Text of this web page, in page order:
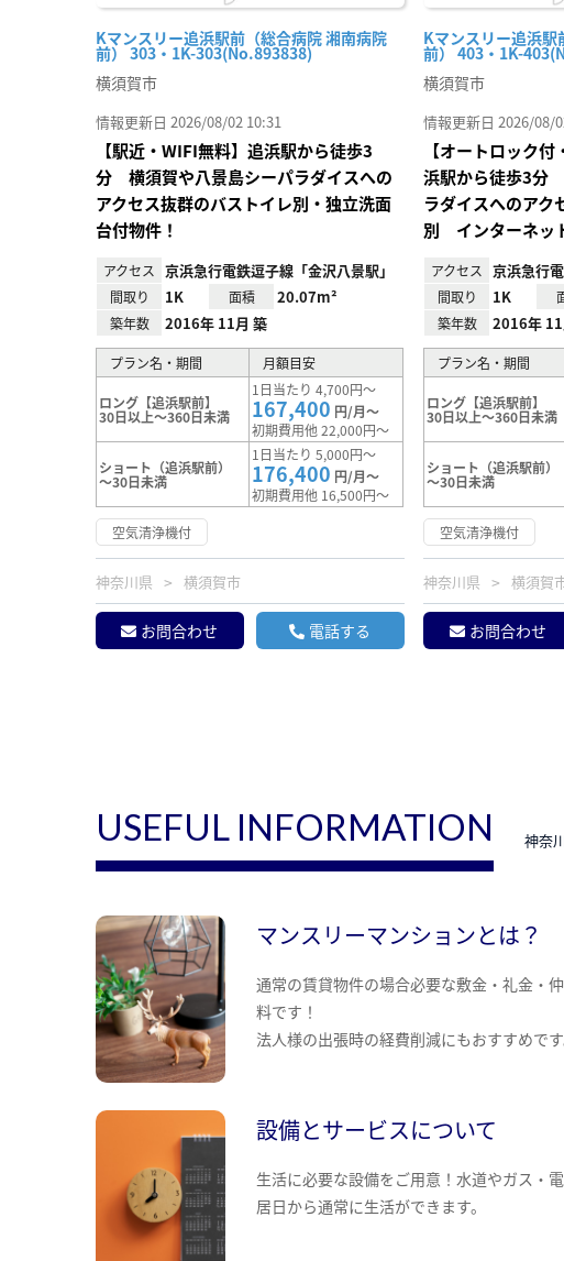
Kマンスリー追浜駅前（総合病院 湘南病院
前） 303・1K-303(No.893838)
横須賀市
情報更新日 2026/08/02 10:31
【駅近・WIFI無料】追浜駅から徒歩3
分 横須賀や八景島シーパラダイスへの
アクセス抜群のバストイレ別・独立洗面
台付物件！
アクセス 京浜急行電鉄逗子線「金沢八景駅」
間取り 1K 面積 20.07m²
築年数 2016年 11月 築
プラン名・期間 月額目安
ロング【追浜駅前】
30日以上～360日未満
1日当たり 4,700円～
167,400 円/月～
初期費用他 22,000円～
ショート（追浜駅前）
～30日未満
1日当たり 5,000円～
176,400 円/月～
初期費用他 16,500円～
空気清浄機付
神奈川県 横須賀市
お問合わせ 電話する
Kマンスリー追浜駅
前） 403・1K-
横須賀市
情報更新日 2026/08/
【オートロック
浜駅から徒歩3分
ラダイスへのアク
別 インターネッ
アクセス 京浜急行
間取り 1K
築年数 2016年
プラン名・期間
ロング【追浜駅前】
30日以上～360日未満
ショート（追浜駅前）
～30日未満
空気清浄機付
神奈川県 横須賀
お問合わせ
USEFUL INFORMATION 神奈
マンスリーマンションとは？
通常の賃貸物件の場合必要な敷金・礼金・
料です！
法人様の出張時の経費削減にもおすすめです
設備とサービスについて
生活に必要な設備をご用意！水道やガス・
居日から通常に生活ができます。